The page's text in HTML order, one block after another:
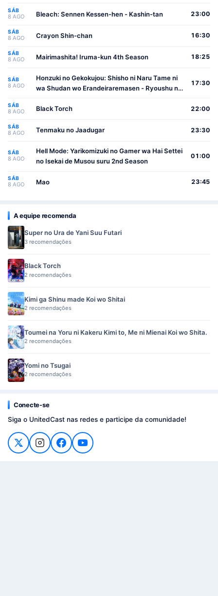
SÁB
8 AGO Bleach: Sennen Kessen-hen - Kashin-tan 23:00
SÁB
8 AGO Crayon Shin-chan 16:30
SÁB
8 AGO Mairimashita! Iruma-kun 4th Season 18:25
SÁB
8 AGO
Honzuki no Gekokujou: Shisho ni Naru Tame ni
wa Shudan wo Erandeiraremasen - Ryoushu no
17:30
SÁB
8 AGO Black Torch 22:00
SÁB
8 AGO Tenmaku no Jaadugar 23:30
SÁB
8 AGO
Hell Mode: Yarikomizuki no Gamer wa Hai Settei
no Isekai de Musou suru 2nd Season
01:00
SÁB
8 AGO Mao 23:45
A equipe recomenda
Super no Ura de Yani Suu Futari
3 recomendações
Black Torch
2 recomendações
Kimi ga Shinu made Koi wo Shitai
2 recomendações
Toumei na Yoru ni Kakeru Kimi to, Me ni Mienai Koi wo Shita.
2 recomendações
Yomi no Tsugai
2 recomendações
Conecte-se
Siga o UnitedCast nas redes e participe da comunidade!